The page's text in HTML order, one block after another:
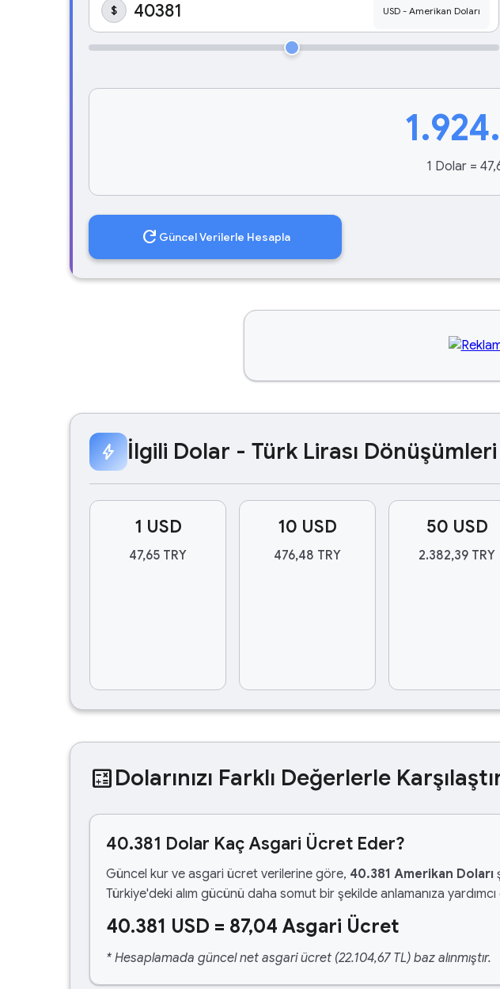
$
1 Dolar =
refresh Güncel Verilerle Hesapla
bolt İlgili Dolar - Türk Lirası Dönüşümleri
1 USD
47,65 TRY
10 USD
476,48 TRY
50 USD
2.382,39 TRY
calculateDolarınızı Farklı Değerlerle
40.381 Dolar Kaç Asgari Ücret Eder?
Güncel kur ve asgari ücret verilerine göre, 40.381 Amerikan Doları
Türkiye'deki alım gücünü daha somut bir şekilde anlamanıza yardımcı
40.381 USD = 87,04 Asgari Ücret
* Hesaplamada güncel net asgari ücret (22.104,67 TL) baz alınmıştır.